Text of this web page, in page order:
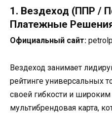
1. Вездеход (ППР /
Платежные
Официальный сайт:
Вездеход занимает
рейтинге универсальных
своей гибкости и
мультибрендовая карта,